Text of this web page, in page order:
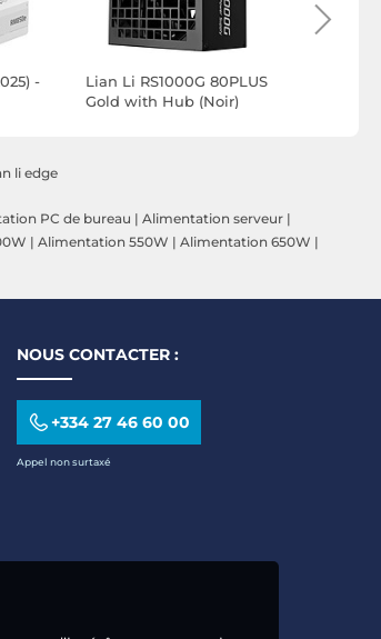
-
Lian Li RS1000G 80PLUS
Gold with Hub (Noir)
li edge
PC de bureau | Alimentation serveur |
| Alimentation 550W | Alimentation 650W |
NOUS CONTACTER :
+334 27 46 60 00
Appel non surtaxé